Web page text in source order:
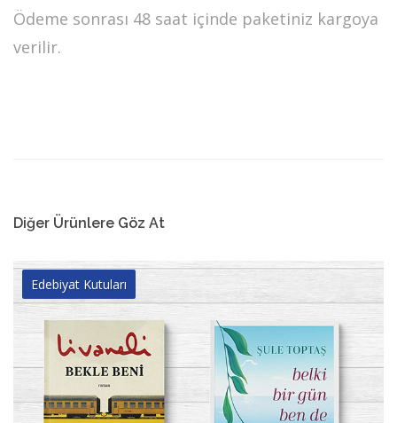
Ödeme sonrası 48 saat içinde paketiniz kargoya
verilir.
Diğer Ürünlere Göz At
Edebiyat Kutuları